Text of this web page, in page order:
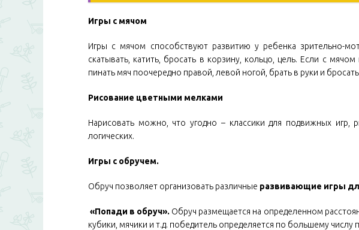
Игры с мячом
Игры с мячом способствуют развитию у ребенка зрительно-
скатывать, катить, бросать в корзину, кольцо, цель. Если с
пинать мяч поочередно правой, левой ногой, брать в руки и бросать
Рисование цветными мелками
Нарисовать можно, что угодно – классики для подвижных игр,
логических.
Игры с обручем.
Обруч позволяет организовать различные развивающие игры
«Попади в обруч». Обруч размещается на определенном
кубики, мячики и т.д. победитель определяется по большему числу